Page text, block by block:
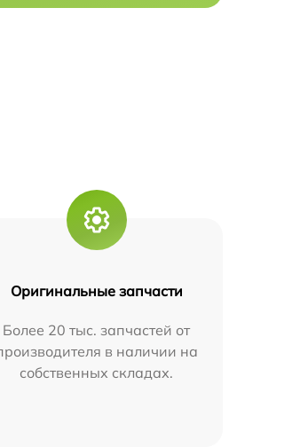
Оригинальные запчасти
Более 20 тыс. запчастей от
в наличии на
собственных складах.